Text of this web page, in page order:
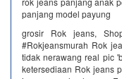
panjang model payung
grosir Rok jeans,
#Rokjeansmurah Rok
tidak nerawang real pic
ketersediaan Rok jeans